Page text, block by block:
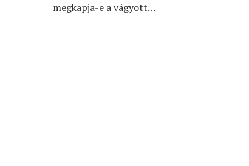
megkapja-e a vágyott…